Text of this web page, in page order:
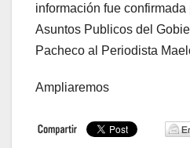
información fue
Asuntos Publicos del
Pacheco al Periodista
Ampliaremos